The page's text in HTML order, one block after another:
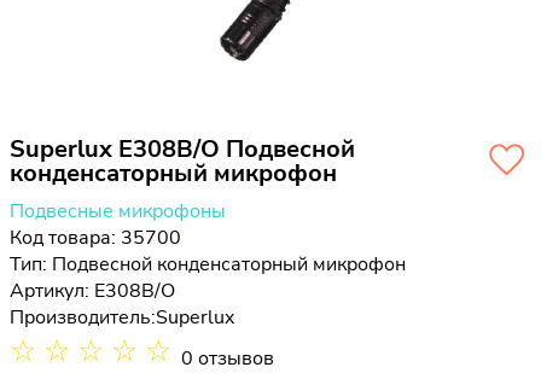
Superlux E308B/O Подвесной
конденсаторный микрофон
Подвесные микрофоны
Код товара: 35700
Тип: Подвесной конденсаторный микрофон
Артикул: E308B/O
Производитель:Superlux
☆ ☆ ☆ ☆ ☆ 0 отзывов